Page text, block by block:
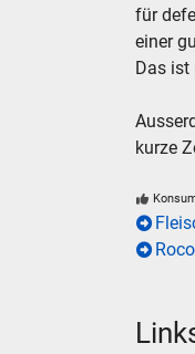
für
einer
Das ist
kurze